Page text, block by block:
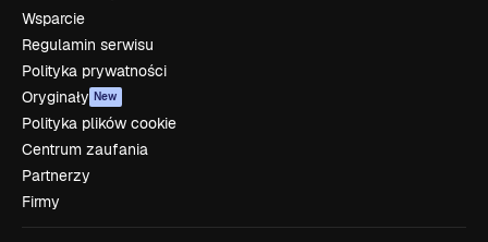
Wsparcie
Regulamin serwisu
Polityka prywatności
Oryginały New
Polityka plików cookie
Centrum zaufania
Partnerzy
Firmy